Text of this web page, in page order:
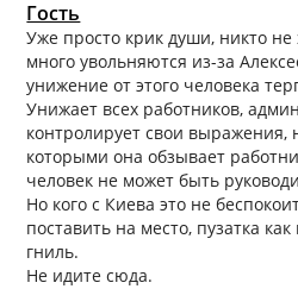
Гость
Уже просто крик души, никто не
много увольняются из-за
унижение от этого человека
Унижает всех работников,
контролирует свои выражения,
которыми она обзывает
человек не может быть
Но кого с Киева это не
поставить на место, пузатка
гниль.
Не идите сюда.